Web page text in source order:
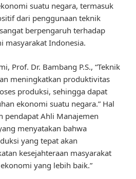
suatu negara, termasuk
dari penggunaan teknik
berpengaruh terhadap
masyarakat Indonesia.
Prof. Dr. Bambang P.S., “Teknik
meningkatkan produktivitas
produksi, sehingga dapat
ekonomi suatu negara.” Hal
pendapat Ahli Manajemen
menyatakan bahwa
yang tepat akan
kesejahteraan masyarakat
yang lebih baik.”